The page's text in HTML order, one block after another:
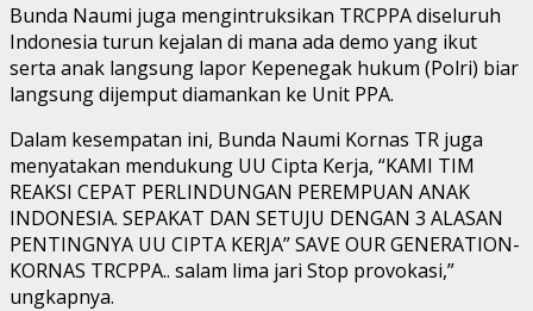
Bunda Naumi juga mengintruksikan TRCPPA diseluruh
Indonesia turun kejalan di mana ada demo yang ikut
serta anak langsung lapor Kepenegak hukum (Polri) biar
langsung dijemput diamankan ke Unit PPA.
Dalam kesempatan ini, Bunda Naumi Kornas TR juga
menyatakan mendukung UU Cipta Kerja, “KAMI TIM
REAKSI CEPAT PERLINDUNGAN PEREMPUAN ANAK
INDONESIA. SEPAKAT DAN SETUJU DENGAN 3 ALASAN
PENTINGNYA UU CIPTA KERJA” SAVE OUR GENERATION-
KORNAS TRCPPA.. salam lima jari Stop provokasi,”
ungkapnya.